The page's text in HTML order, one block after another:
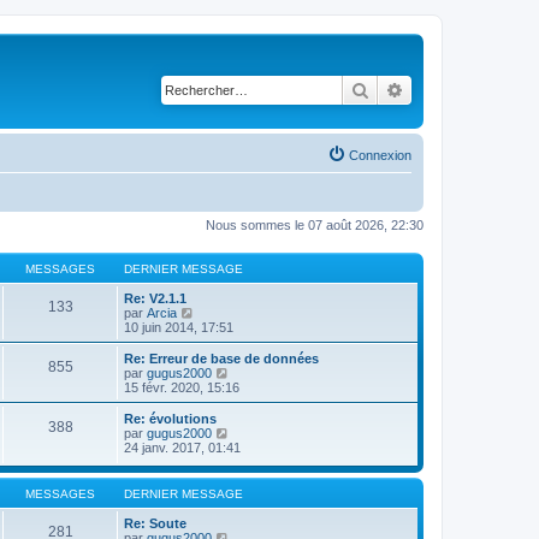
Rechercher
Connexion
Nous sommes le 07 août 2026, 22:30
MESSAGES DERNIER MESSAGE
133
Re: V2.1.1
par Arcia
n
s
u
l
r
l
e
d
r
n
10 juin 2014, 17:51
855
Re: Erreur de base de données
par gugus2000
o
n
l
e
r
l
15 févr. 2020, 15:16
388
Re: évolutions
par gugus2000
o
s
u
24 janv. 2017, 01:41
MESSAGES DERNIER MESSAGE
281
Re: Soute